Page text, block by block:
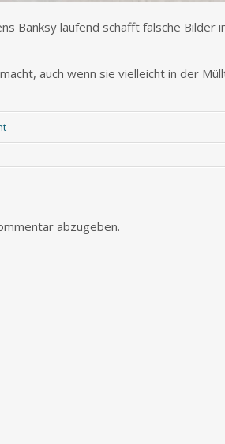
Banksy laufend schafft falsche Bilder
auch wenn sie vielleicht in der
abzugeben.